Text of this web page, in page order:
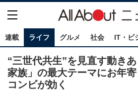
連載 ライフ グルメ 社会 IT・ビ
“三世代共生”を見直す動き
家族」の最大テーマにお年
コンビが効く